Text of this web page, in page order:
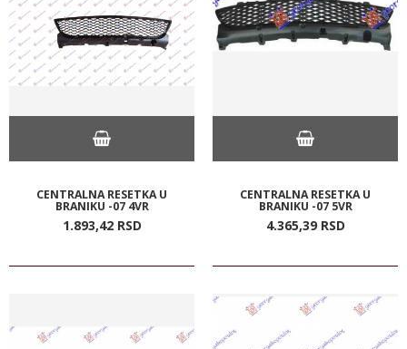
CENTRALNA RESETKA U
BRANIKU -07 4VR
1.893,42 RSD
CENTRALNA RESETKA U
BRANIKU -07 5VR
4.365,39 RSD